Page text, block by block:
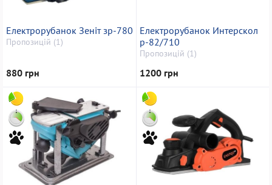
Електрорубанок Зеніт зр-780
Пропозицій (1)
880 грн
Електрорубанок Интерскол
р-82/710
Пропозицій (1)
1200 грн